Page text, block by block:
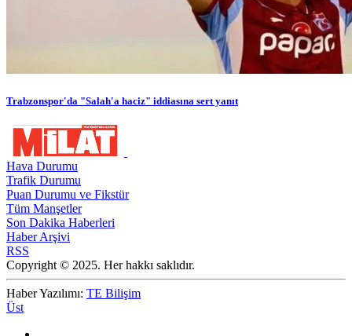
Trabzonspor'da "Salah'a haciz" iddiasına sert yanıt
Hava Durumu
Trafik Durumu
Puan Durumu ve Fikstür
Tüm Manşetler
Son Dakika Haberleri
Haber Arşivi
RSS
Copyright © 2025. Her hakkı saklıdır.
Haber Yazılımı: TE Bilişim
Üst